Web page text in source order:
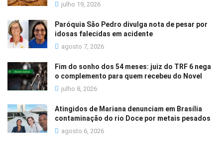
julho 19, 2026
Paróquia São Pedro divulga nota de pesar por
idosas falecidas em acidente
agosto 7, 2026
Fim do sonho dos 54 meses: juiz do TRF 6 nega
o complemento para quem recebeu do Novel
julho 8, 2026
Atingidos de Mariana denunciam em Brasília
contaminação do rio Doce por metais pesados
agosto 6, 2026